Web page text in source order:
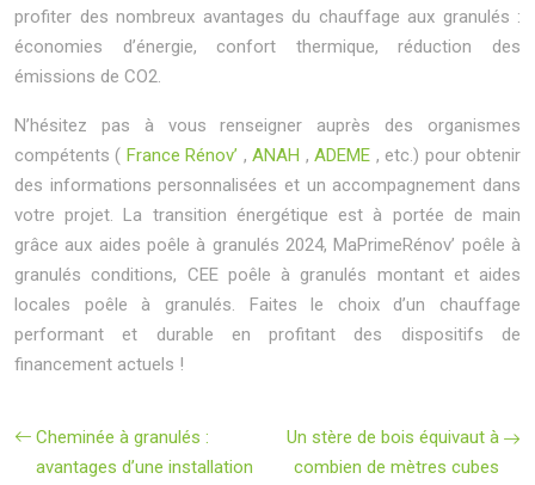
profiter des nombreux avantages du chauffage aux granulés :
économies d’énergie, confort thermique, réduction des
émissions de CO2.
N’hésitez pas à vous renseigner auprès des organismes
compétents ( France Rénov’ ,ANAH ,ADEME , etc.) pour obtenir
des informations personnalisées et un accompagnement dans
votre projet. La transition énergétique est à portée de main
grâce aux aides poêle à granulés 2024, MaPrimeRénov’ poêle à
granulés conditions, CEE poêle à granulés montant et aides
locales poêle à granulés. Faites le choix d’un chauffage
performant et durable en profitant des dispositifs de
financement actuels !
Cheminée à granulés :
avantages d’une installation
Un stère de bois équivaut à
combien de mètres cubes